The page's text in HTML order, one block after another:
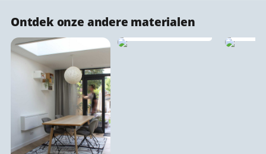
Ontdek onze andere materialen